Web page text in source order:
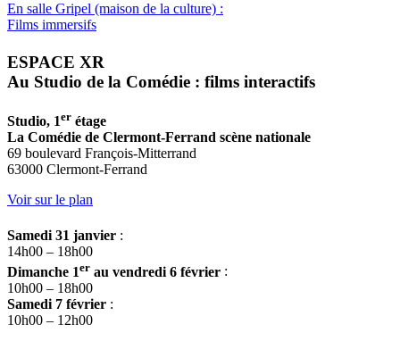
En salle Gripel (maison de la culture) :
Films immersifs
ESPACE XR
Au Studio de la Comédie : films interactifs
Studio, 1er étage
La Comédie de Clermont-Ferrand scène nationale
69 boulevard François-Mitterrand
63000 Clermont-Ferrand
Voir sur le plan
Samedi 31 janvier :
14h00 – 18h00
Dimanche 1er au vendredi 6 février :
10h00 – 18h00
Samedi 7 février :
10h00 – 12h00